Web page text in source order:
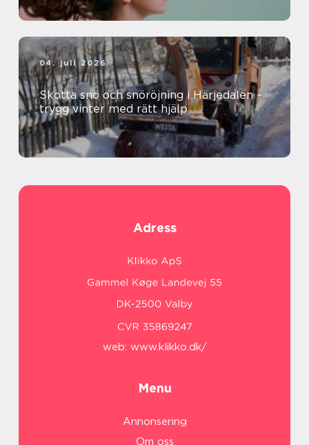
04. juli 2026
Skotta snö och snöröjning i Härjedalen –
trygg vinter med rätt hjälp
Adress
web: www.klikko.dk/
Menu
Annonsering
Om oss